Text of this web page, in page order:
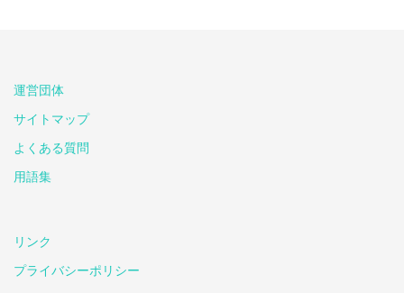
運営団体
サイトマップ
よくある質問
用語集
リンク
プライバシーポリシー